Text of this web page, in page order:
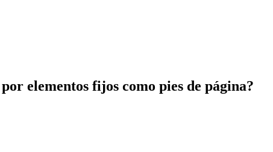
elementos fijos como pies de página?